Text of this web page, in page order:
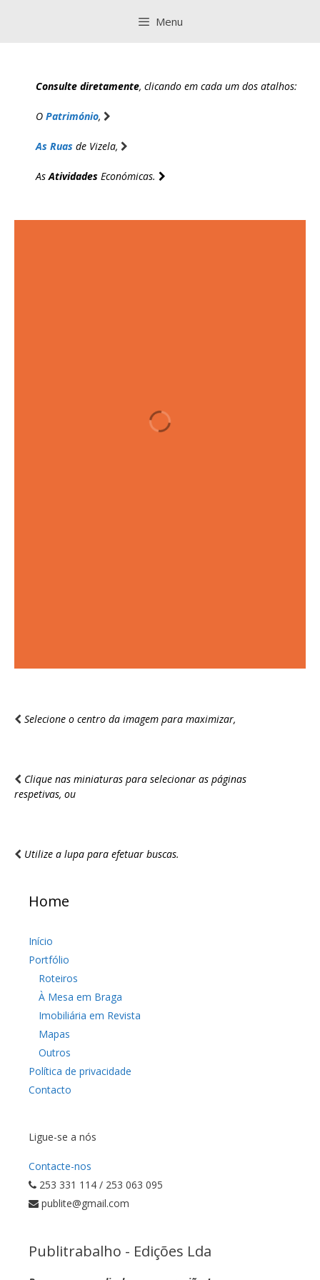
Menu
Consulte diretamente, clicando em cada um dos atalhos:
O Património,
As Ruas de Vizela,
AsAtividades Económicas.
Selecione o centro da imagem para maximizar,
Clique nas miniaturas para selecionar as páginas
respetivas, ou
Utilize a lupa para efetuar buscas.
Home
Início
Portfólio
Roteiros
À Mesa em Braga
Imobiliária em Revista
Mapas
Outros
Política de privacidade
Contacto
Ligue-se a nós
Contacte-nos
253 331 114 / 253 063 095
publite@gmail.com
Publitrabalho - Edições Lda